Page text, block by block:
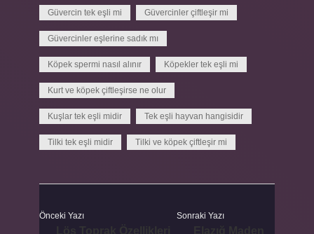
Güvercin tek eşli mi Güvercinler çiftleşir mi
Güvercinler eşlerine sadık mı
Köpek spermi nasıl alınır Köpekler tek eşli mi
Kurt ve köpek çiftleşirse ne olur
Kuşlar tek eşli midir Tek eşli hayvan hangisidir
Tilki tek eşli midir Tilki ve köpek çiftleşir mi
Önceki Yazı Sonraki Yazı